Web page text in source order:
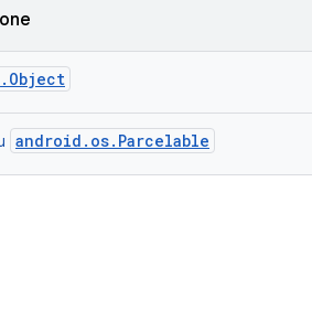
android.os.Parcelable